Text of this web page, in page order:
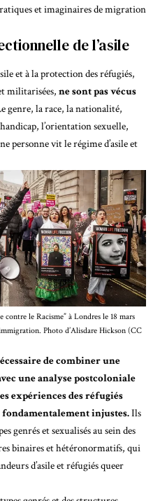
et imaginaires de migration
de l’asile
et à la protection des réfugiés,
militarisées, ne sont pas vécus
genre, la race, la nationalité,
l’orientation sexuelle,
personne vit le régime d’asile et
contre le Racisme” à Londres le 18 mars
Photo d’Alisdare Hickson (CC
de combiner une
une analyse postcoloniale
expériences des réfugiés
fondamentalement injustes.Ils
genrés et sexualisés au sein des
binaires et hétéronormatifs, qui
d’asile et réfugiés queer